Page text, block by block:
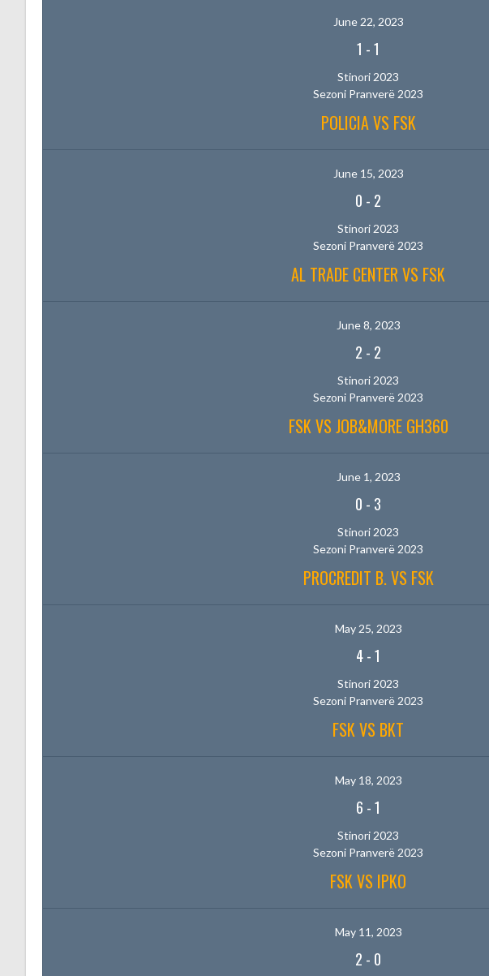
June 22, 2023
1 -1
Stinori 2023
Sezoni Pranverë 2023
POLICIA VS FSK
June 15, 2023
0 - 2
Stinori 2023
Sezoni Pranverë 2023
AL TRADE CENTER VS FSK
June 8, 2023
2 - 2
Stinori 2023
Sezoni Pranverë 2023
FSK VS JOB&MORE GH360
June 1, 2023
0 - 3
Stinori 2023
Sezoni Pranverë 2023
PROCREDIT B. VS FSK
May 25, 2023
4-1
Stinori 2023
Sezoni Pranverë 2023
FSK VS BKT
May 18, 2023
6 -1
Stinori 2023
Sezoni Pranverë 2023
FSK VS IPKO
May 11, 2023
2 - 0